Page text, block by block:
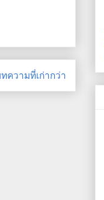
ความที่เก่ากว่า